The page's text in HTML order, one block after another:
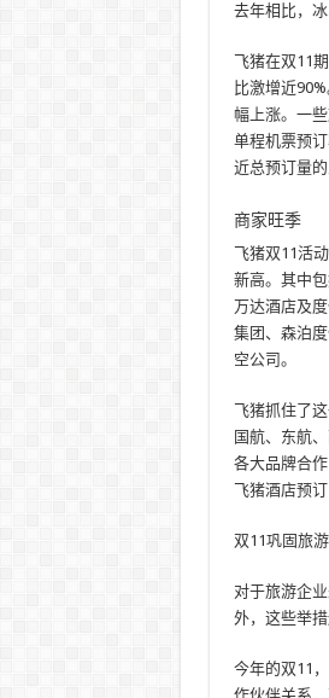
去年相比，
飞猪在双11
比激增近
幅上涨。一
单程机票预
近总预订量的
商家旺季
飞猪双11活
新高。其中
万达酒店及
集团、森泊
空公司。
飞猪抓住了
国航、东航
各大品牌合
飞猪酒店预订
双11巩固旅
对于旅游企
外，这些举
今年的双11